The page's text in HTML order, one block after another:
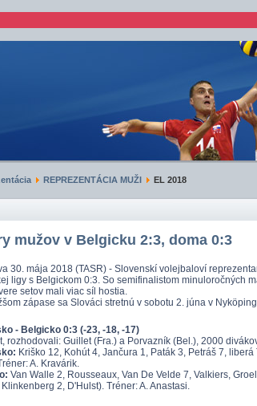
REPREZENTÁCIA MUŽI EL 2018
mužov v Belgicku 2:3, doma 0:3
30. mája 2018 (TASR) - Slovenskí volejbaloví
ligy s Belgickom 0:3. So semifinalistom minuloročných
setov mali viac síl hostia.
zápase sa Slováci stretnú v sobotu 2. júna v
- Belgicko 0:3 (-23, -18, -17)
rozhodovali: Guillet (Fra.) a Porvazník (Bel.), 2000
Kriško 12, Kohút 4, Jančura 1, Paták 3, Petráš 7,
A. Kravárik.
Van Walle 2, Rousseaux, Van De Velde 7, Valkiers,
Klinkenberg 2, D'Hulst). Tréner: A. Anastasi.